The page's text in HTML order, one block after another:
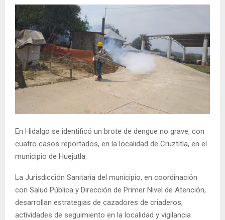
En Hidalgo se identificó un brote de dengue no grave, con
cuatro casos reportados, en la localidad de Cruztitla, en el
municipio de Huejutla.
La Jurisdicción Sanitaria del municipio, en coordinación
con Salud Pública y Dirección de Primer Nivel de Atención,
desarrollan estrategias de cazadores de criaderos;
actividades de seguimiento en la localidad y vigilancia